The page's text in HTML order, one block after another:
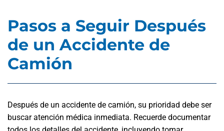
Pasos a Seguir Después
de un Accidente de
Camión
Después de un accidente de camión, su prioridad debe ser
buscar atención médica inmediata. Recuerde documentar